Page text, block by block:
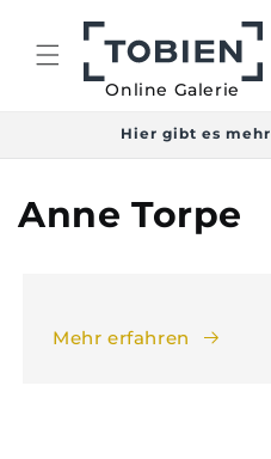
Inhalt
Online Galerie
Hier gibt es
Anne Torpe
Mehr erfahren